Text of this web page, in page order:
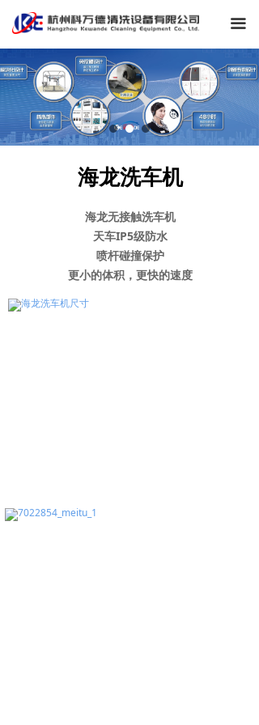
끀
海龙洗车机
海龙无接触洗车机
天车IP5级防水
喷杆碰撞保护
更小的体积，更快的速度